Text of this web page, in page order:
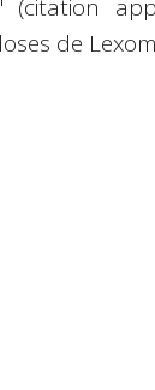
(citation
de